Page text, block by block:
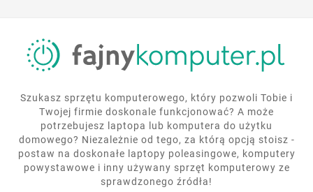
Szukasz sprzętu komputerowego, który pozwoli Tobie i
Twojej firmie doskonale funkcjonować? A może
potrzebujesz laptopa lub komputera do użytku
domowego? Niezależnie od tego, za którą opcją stoisz -
postaw na doskonałe laptopy poleasingowe, komputery
powystawowe i inny używany sprzęt komputerowy ze
sprawdzonego źródła!